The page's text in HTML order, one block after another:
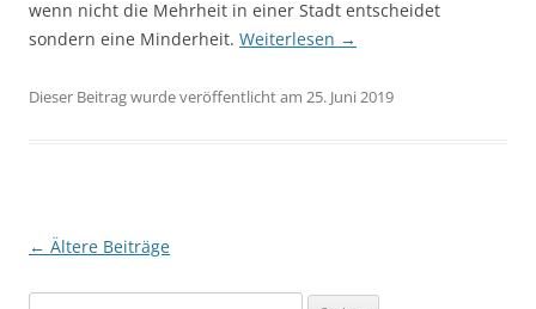
wenn nicht die Mehrheit in einer Stadt entscheidet
sondern eine Minderheit. Weiterlesen →
Dieser Beitrag wurde veröffentlicht am 25. Juni 2019
Beitragsnavigation
← Ältere Beiträge